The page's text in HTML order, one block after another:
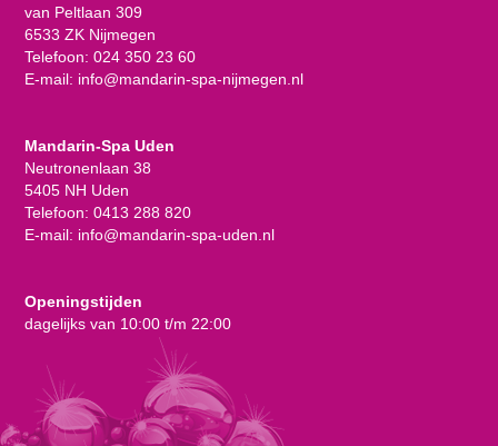
van Peltlaan 309
6533 ZK Nijmegen
Telefoon: 024 350 23 60
E-mail: info@mandarin-spa-nijmegen.nl
Mandarin-Spa Uden
Neutronenlaan 38
5405 NH Uden
Telefoon: 0413 288 820
E-mail: info@mandarin-spa-uden.nl
Openingstijden
dagelijks van 10:00 t/m 22:00